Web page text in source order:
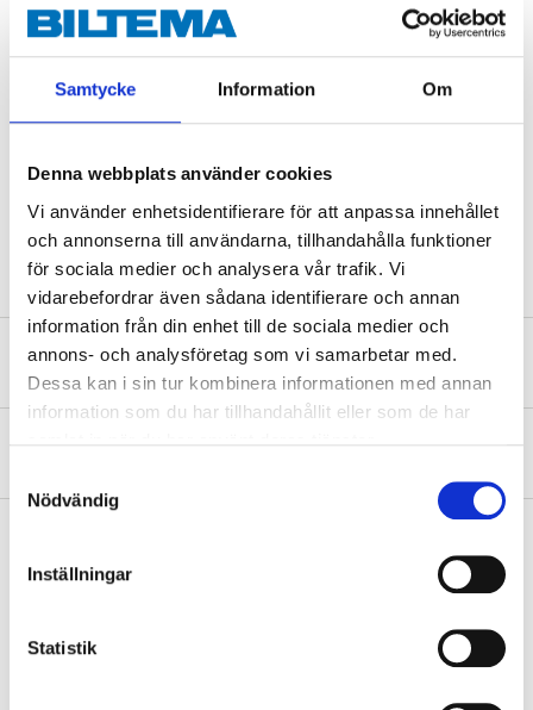
Samtycke Information Om
Denna webbplats använder cookies
Vi använder enhetsidentifierare för att anpassa innehållet
och annonserna till användarna, tillhandahålla funktioner
för sociala medier och analysera vår trafik. Vi
vidarebefordrar även sådana identifierare och annan
information från din enhet till de sociala medier och
annons- och analysföretag som vi samarbetar med.
Dessa kan i sin tur kombinera informationen med annan
information som du har tillhandahållit eller som de har
Nödvändig
Inställningar
Statistik
Technical specifications
Safety instructions and other information
Pay & Collect in your local store within 2 hours! For more information